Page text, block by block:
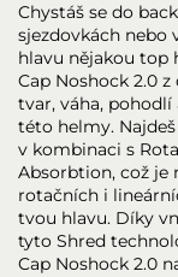
Chystáš se do
sjezdovkách nebo
hlavu nějakou top
Cap Noshock 2.0
tvar, váha,
této helmy.
v kombinaci s
Absorbtion, což je
rotačních i
tvou hlavu. Díky
tyto Shred
Cap Noshock 2.0